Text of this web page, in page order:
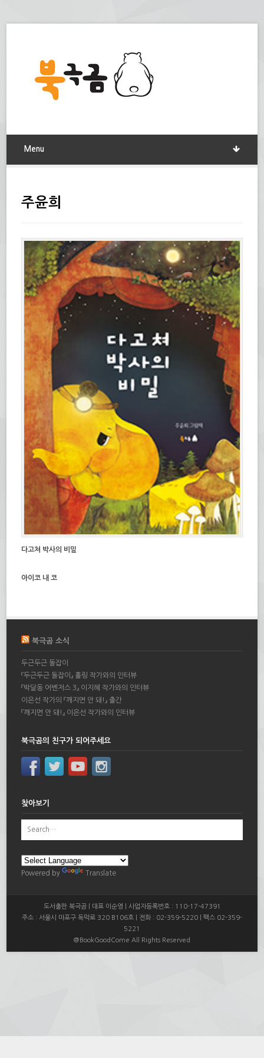
Menu
주윤희
다고쳐 박사의 비밀
아이코 내 코
북극곰 소식
두근두근 돌잡이
『두근두근 돌잡이』 홀링 작가와의 인터뷰
『박달동 어벤저스 3』 이지혜 작가와의 인터뷰
이은선 작가의 『깨지면 안 돼!』 출간
『깨지면 안 돼!』 이은선 작가와의 인터뷰
북극곰의 친구가 되어주세요
찾아보기
Powered by Translate
도서출판 북극곰 | 대표 이순영 | 사업자등록번호 : 110-17-47391
주소 : 서울시 마포구 독막로 320 B106호 | 전화 : 02-359-5220 | 팩스 02-359-
5221
@BookGoodCome All Rights Reserved